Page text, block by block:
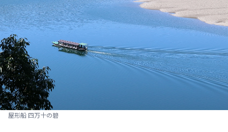
屋形船 四万十の碧